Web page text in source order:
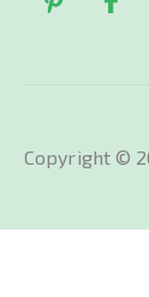
Copyright ©